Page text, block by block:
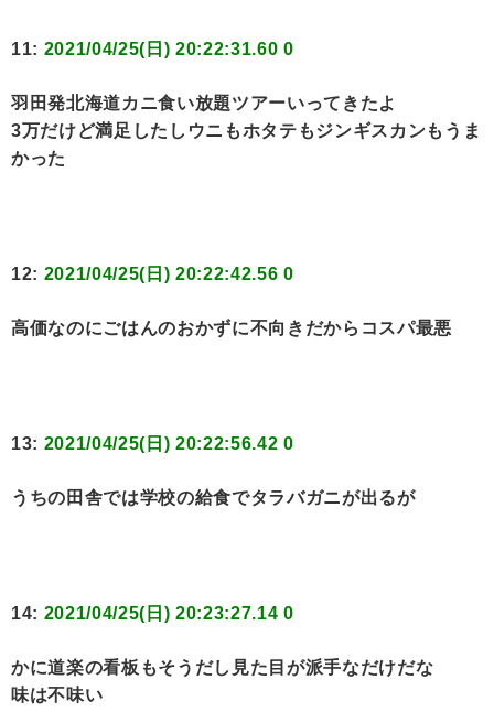
11: 2021/04/25(日) 20:22:31.60 0
羽田発北海道カニ食い放題ツアーいってきたよ
3万だけど満足したしウニもホタテもジンギスカンもうま
かった
12: 2021/04/25(日) 20:22:42.56 0
高価なのにごはんのおかずに不向きだからコスパ最悪
13: 2021/04/25(日) 20:22:56.42 0
うちの田舎では学校の給食でタラバガニが出るが
14: 2021/04/25(日) 20:23:27.14 0
かに道楽の看板もそうだし見た目が派手なだけだな
味は不味い